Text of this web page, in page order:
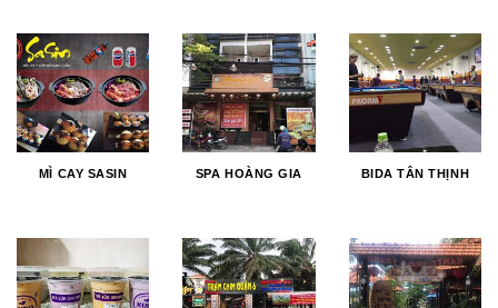
MÌ CAY SASIN SPA HOÀNG GIA BIDA TÂN THỊNH